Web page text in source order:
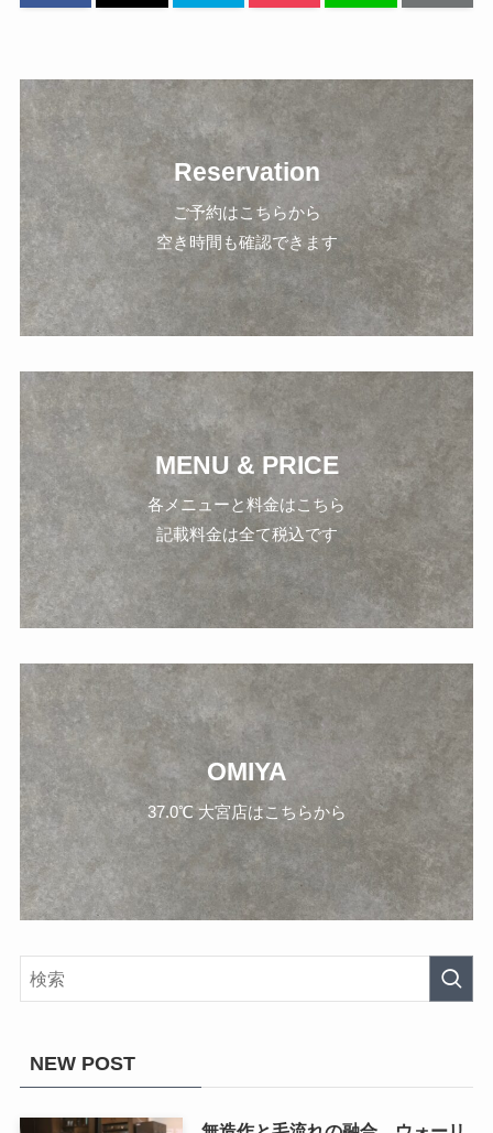
Reservation
ご予約はこちらから
空き時間も確認できます
MENU & PRICE
各メニューと料金はこちら
記載料金は全て税込です
OMIYA
37.0℃ 大宮店はこちらから
NEW POST